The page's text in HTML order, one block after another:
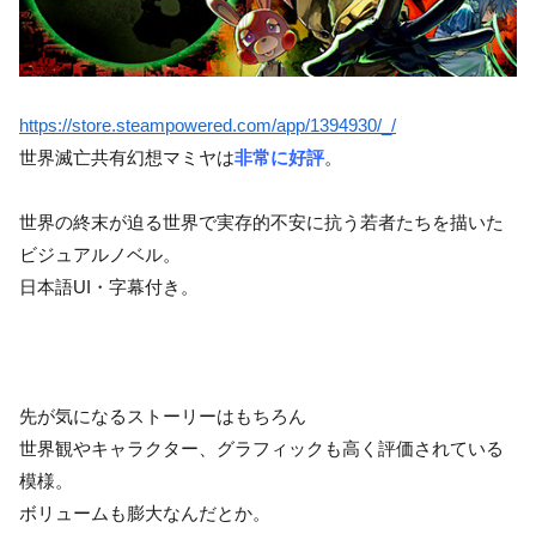
https://store.steampowered.com/app/1394930/_/
世界滅亡共有幻想マミヤは非常に好評。
世界の終末が迫る世界で実存的不安に抗う若者たちを描いた
ビジュアルノベル。
日本語UI・字幕付き。
先が気になるストーリーはもちろん
世界観やキャラクター、グラフィックも高く評価されている
模様。
ボリュームも膨大なんだとか。